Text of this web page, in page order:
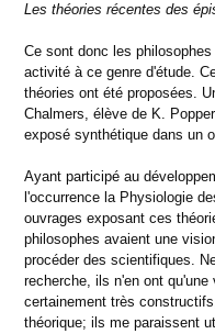
Les théories récentes des
Ce sont donc les
activité à ce genre d'étude.
théories ont été proposées.
Chalmers, élève de K.
exposé synthétique dans un
Ayant participé au
l'occurrence la Physiologie
ouvrages exposant ces
philosophes avaient une
procéder des scientifiques.
recherche, ils n'en ont
certainement très
théorique; ils me paraissent